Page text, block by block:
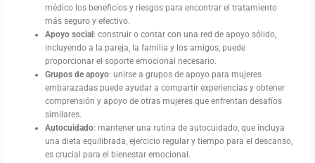
médico los beneficios y riesgos para encontrar el tratamiento
más seguro y efectivo.
Apoyo social: construir o contar con una red de apoyo sólido,
incluyendo a la pareja, la familia y los amigos, puede
proporcionar el soporte emocional necesario.
Grupos de apoyo: unirse a grupos de apoyo para mujeres
embarazadas puede ayudar a compartir experiencias y obtener
comprensión y apoyo de otras mujeres que enfrentan desafíos
similares.
Autocuidado: mantener una rutina de autocuidado, que incluya
una dieta equilibrada, ejercicio regular y tiempo para el descanso,
es crucial para el bienestar emocional.